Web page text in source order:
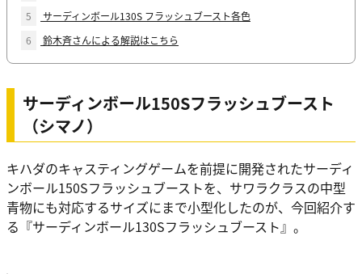
5
サーディンボール130S フラッシュブースト各色
6
鈴木斉さんによる解説はこちら
サーディンボール150Sフラッシュブースト
（シマノ）
キハダのキャスティングゲームを前提に開発されたサーディ
ンボール150Sフラッシュブーストを、サワラクラスの中型
青物にも対応するサイズにまで小型化したのが、今回紹介す
る『サーディンボール130Sフラッシュブースト』。